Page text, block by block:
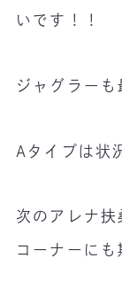
いです！！
ジャグラー
Aタイプは状
次のアレナ
コーナーに